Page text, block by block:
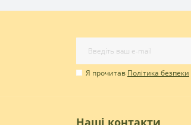
Я прочитав Політика безпеки